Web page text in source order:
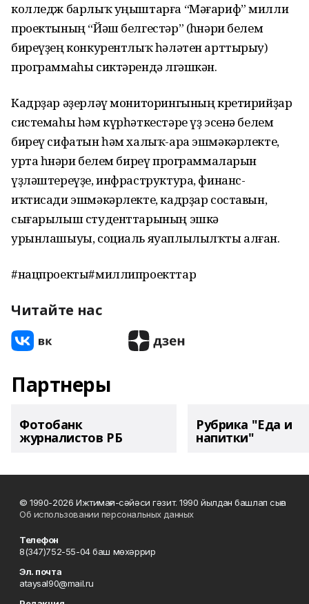
колледж барлыҡ уңыштарға “Мәғариф” милли
проектының “Йәш белгестәр” (һөнәри белем
биреүҙең конкурентлыҡ һәләтен арттырыу)
программаһы сиктәрендә өлгәшкән.
Кадрҙар әҙерләү мониторингының кретирийҙар
системаһы һәм күрһәткестәре үҙ эсенә белем
биреү сифатын һәм халыҡ-ара эшмәкәрлекте,
урта һөнәри белем биреү программаларын
үҙләштереүҙе, инфраструктура, финанс-
иҡтисади эшмәкәрлекте, кадрҙар составын,
сығарылыш студенттарының эшкә
урынлашыуы, социаль яуаплылылҡты алған.
#нацпроекты#миллипроекттар
Читайте нас
Партнеры
Фотобанк
журналистов РБ
Рубрика "Еда и
напитки"
© 1990-2026 Ижтимағи-сәйәси гәзит. 1990 йылдан башлап сыға
Об использовании персональных данных
Телефон
8(347)752-55-04 баш мөхәррир
Эл. почта
ataysal90@mail.ru